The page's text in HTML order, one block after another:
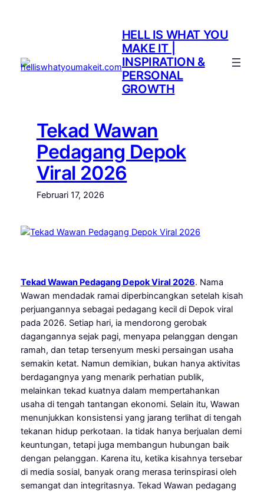
HELL IS WHAT YOU
MAKE IT |
INSPIRATION &
PERSONAL
GROWTH
Tekad Wawan
Pedagang Depok
Viral 2026
Februari 17, 2026
Tekad Wawan Pedagang Depok Viral 2026. Nama
Wawan mendadak ramai diperbincangkan setelah kisah
perjuangannya sebagai pedagang kecil di Depok viral
pada 2026. Setiap hari, ia mendorong gerobak
dagangannya sejak pagi, menyapa pelanggan dengan
ramah, dan tetap tersenyum meski persaingan usaha
semakin ketat. Namun demikian, bukan hanya aktivitas
berdagangnya yang menarik perhatian publik,
melainkan tekad kuatnya dalam mempertahankan
usaha di tengah tantangan ekonomi. Selain itu, Wawan
menunjukkan konsistensi yang jarang terlihat di tengah
tekanan hidup perkotaan. Ia tidak hanya berjualan demi
keuntungan, tetapi juga membangun hubungan baik
dengan pelanggan. Karena itu, ketika kisahnya tersebar
di media sosial, banyak orang merasa terinspirasi oleh
semangat dan integritasnya. Tekad Wawan pedagang